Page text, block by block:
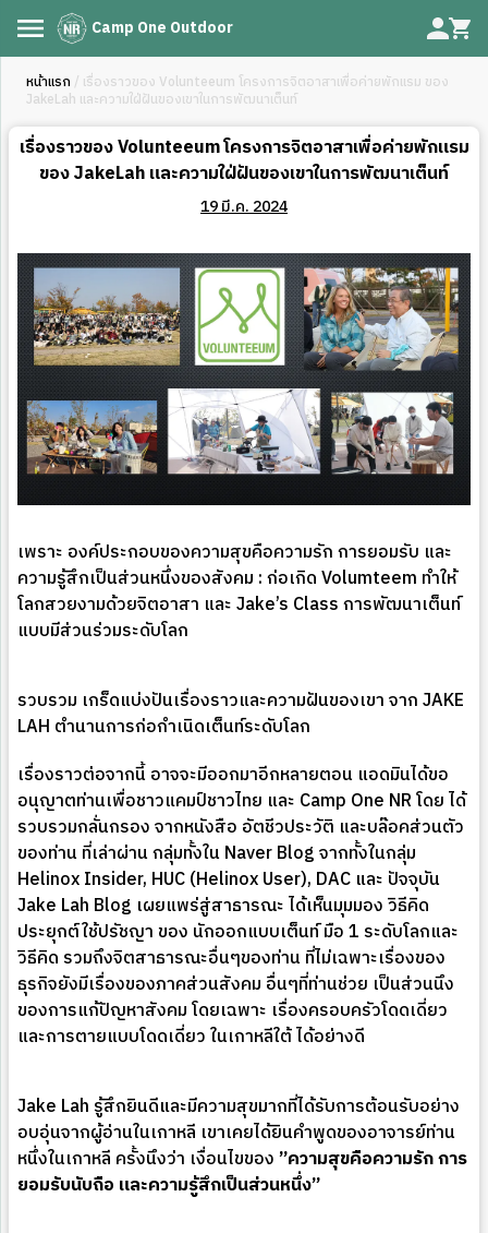
Camp One Outdoor
หน้าแรก / เรื่องราวของ Volunteeum โครงการจิตอาสาเพื่อค่ายพักแรม ของ
JakeLah และความใฝ่ฝันของเขาในการพัฒนาเต็นท์
เรื่องราวของ Volunteeum โครงการจิตอาสาเพื่อค่ายพักแรม
ของ JakeLah และความใฝ่ฝันของเขาในการพัฒนาเต็นท์
19 มี.ค. 2024
เพราะ องค์ประกอบของความสุขคือความรัก การยอมรับ และ
ความรู้สึกเป็นส่วนหนึ่งของสังคม : ก่อเกิด Volumteem ทำให้
โลกสวยงามด้วยจิตอาสา และ Jake’s Class การพัฒนาเต็นท์
แบบมีส่วนร่วมระดับโลก
รวบรวม เกร็ดแบ่งปันเรื่องราวและความฝันของเขา จาก JAKE
LAH ตำนานการก่อกำเนิดเต็นท์ระดับโลก
เรื่องราวต่อจากนี้ อาจจะมีออกมาอีกหลายตอน แอดมินได้ขอ
อนุญาตท่านเพื่อชาวแคมป์ชาวไทย และ Camp One NR โดย ได้
รวบรวมกลั่นกรอง จากหนังสือ อัตชีวประวัติ และบล๊อคส่วนตัว
ของท่าน ที่เล่าผ่าน กลุ่มทั้งใน Naver Blog จากทั้งในกลุ่ม
Helinox Insider, HUC (Helinox User), DAC และ ปัจจุบัน
Jake Lah Blog เผยแพร่สู่สาธารณะ ได้เห็นมุมมอง วิธีคิด
ประยุกต์ใช้ปรัชญา ของ นักออกแบบเต็นท์ มือ 1 ระดับโลกและ
วิธีคิด รวมถึงจิตสาธารณะอื่นๆของท่าน ที่ไม่เฉพาะเรื่องของ
ธุรกิจยังมีเรื่องของภาคส่วนสังคม อื่นๆที่ท่านช่วย เป็นส่วนนึง
ของการแก้ปัญหาสังคม โดยเฉพาะ เรื่องครอบครัวโดดเดี่ยว
และการตายแบบโดดเดี่ยว ในเกาหลีใต้ ได้อย่างดี
Jake Lah รู้สึกยินดีและมีความสุขมากที่ได้รับการต้อนรับอย่าง
อบอุ่นจากผู้อ่านในเกาหลี เขาเคยได้ยินคำพูดของอาจารย์ท่าน
หนึ่งในเกาหลี ครั้งนึงว่า เงื่อนไขของ”ความสุขคือความรัก การ
ยอมรับนับถือ และความรู้สึกเป็นส่วนหนึ่ง”